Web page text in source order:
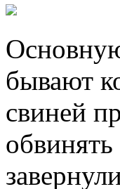
бывают
свиней